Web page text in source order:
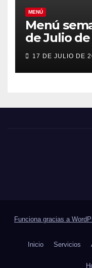
MENÚ
Menú
de Julio de
17 DE JULIO DE
Funciona gracias a
Inicio Servicios